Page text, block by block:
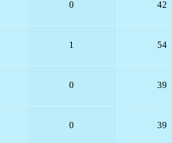
0 42
1 54
0 39
0 39